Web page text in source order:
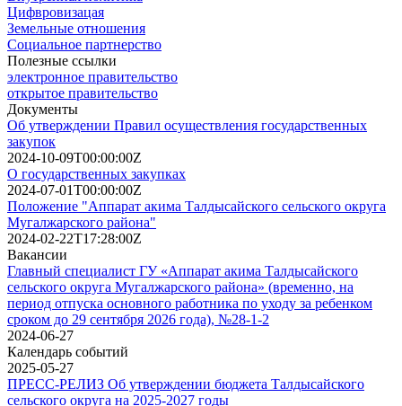
Цифвровизацая
Земельные отношения
Социальное партнерство
Полезные ссылки
электронное правительство
открытое правительство
Документы
Об утверждении Правил осуществления государственных
закупок
2024-10-09T00:00:00Z
О государственных закупках
2024-07-01T00:00:00Z
Положение "Аппарат акима Талдысайского сельского округа
Мугалжарского района"
2024-02-22T17:28:00Z
Вакансии
Главный специалист ГУ «Аппарат акима Талдысайского
сельского округа Мугалжарского района» (временно, на
период отпуска основного работника по уходу за ребенком
сроком до 29 сентября 2026 года), №28-1-2
2024-06-27
Календарь событий
2025-05-27
ПРЕСС-РЕЛИЗ Об утверждении бюджета Талдысайского
сельского округа на 2025-2027 годы